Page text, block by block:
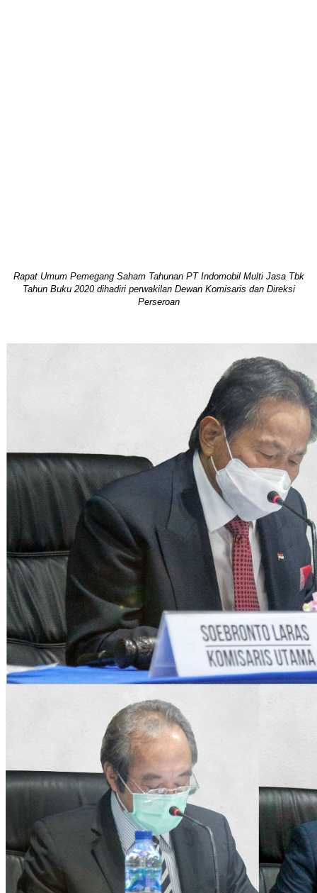
Rapat Umum Pemegang Saham Tahunan PT Indomobil Multi Jasa Tbk
Tahun Buku 2020 dihadiri perwakilan Dewan Komisaris dan Direksi
Perseroan